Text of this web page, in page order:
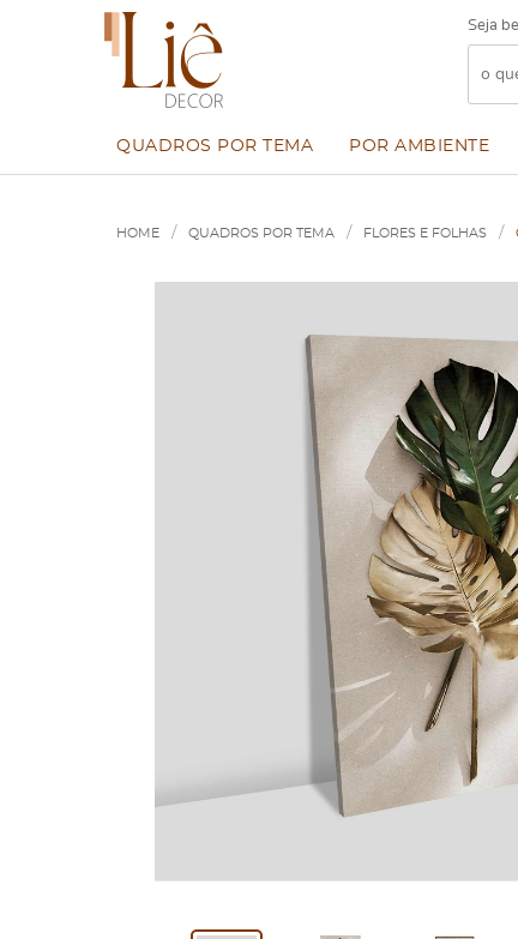
Seja
QUADROS POR TEMA POR AMBIENTE
HOME QUADROS POR TEMA FLORES E FOLHAS